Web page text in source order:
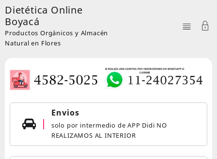
Skip
to
content
Dietética Online
Boyacá
Productos Orgánicos y Almacén
Natural en Flores
Envios
solo por intermedio de APP Didi NO
REALIZAMOS AL INTERIOR